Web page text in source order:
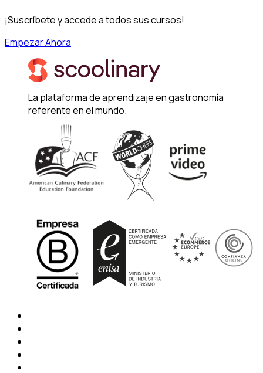
¡Suscríbete y accede a todos sus cursos!
Empezar Ahora
La plataforma de aprendizaje en gastronomía
referente en el mundo.